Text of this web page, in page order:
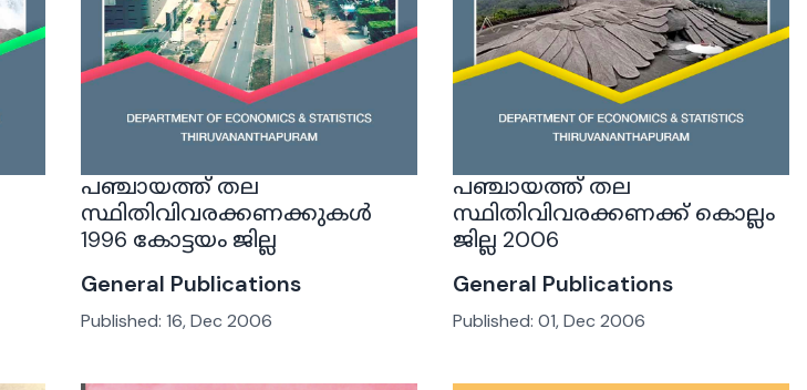
പഞ്ചായത്ത് തല
സ്ഥിതിവിവരക്കണക്കുകൾ
1996 കോട്ടയം ജില്ല
General Publications
Published: 16, Dec 2006
പഞ്ചായത്ത് തല
സ്ഥിതിവിവരക്കണക്ക് കൊല്ലം
ജില്ല 2006
General Publications
Published: 01, Dec 2006